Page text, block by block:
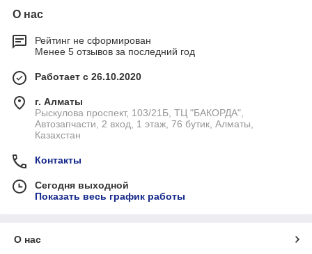
О нас
Рейтинг не сформирован
Менее 5 отзывов за последний год
Работает с 26.10.2020
г. Алматы
Рыскулова проспект, 103/21Б, ТЦ "БАКОРДА",
Автозапчасти, 2 вход, 1 этаж, 76 бутик, Алматы,
Казахстан
Контакты
Сегодня выходной
Показать весь график работы
О нас